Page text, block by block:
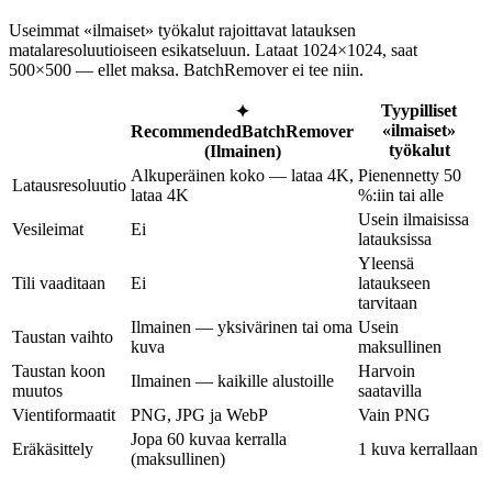
Useimmat «ilmaiset» työkalut rajoittavat latauksen
matalaresoluutioiseen esikatseluun. Lataat 1024×1024, saat
500×500 — ellet maksa. BatchRemover ei tee niin.
✦
RecommendedBatchRemover
(Ilmainen)
Tyypilliset
«ilmaiset»
työkalut
Latausresoluutio
Alkuperäinen koko — lataa 4K,
lataa 4K
Pienennetty 50
%:iin tai alle
Vesileimat
Ei
Usein ilmaisissa
latauksissa
Tili vaaditaan Ei
Yleensä
lataukseen
tarvitaan
Taustan vaihto
Ilmainen — yksivärinen tai oma
kuva
Usein
maksullinen
Taustan koon
muutos
Ilmainen — kaikille alustoille
Harvoin
saatavilla
Vientiformaatit
PNG, JPG ja WebP
Vain PNG
Eräkäsittely
Jopa 60 kuvaa kerralla
(maksullinen)
1 kuva kerrallaan